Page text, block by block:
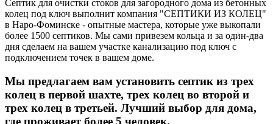
Септик для очистки стоков для загородного дома из бетонных
колец под ключ выполнит компания "СЕПТИКИ ИЗ КОЛЕЦ"
в Наро-Фоминске - опытные мастера, которые уже выкопали
более 1500 септиков. Мы сами привезем кольца и за один-два
дня сделаем на вашем участке канализацию под ключ с
подключением точек в вашем доме.
Мы предлагаем вам установить септик из трех
колец в первой шахте, трех колец во второй и
трех колец в третьей. Лучший выбор для дома,
где проживает более 5 человек.